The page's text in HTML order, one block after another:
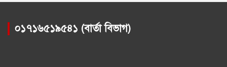
০১৭১৬৫১৯৫৪১ (বার্তা বিভাগ)